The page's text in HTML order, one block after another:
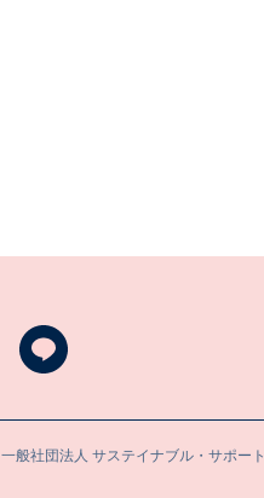
一般社団法人 サステイナブル・サポート